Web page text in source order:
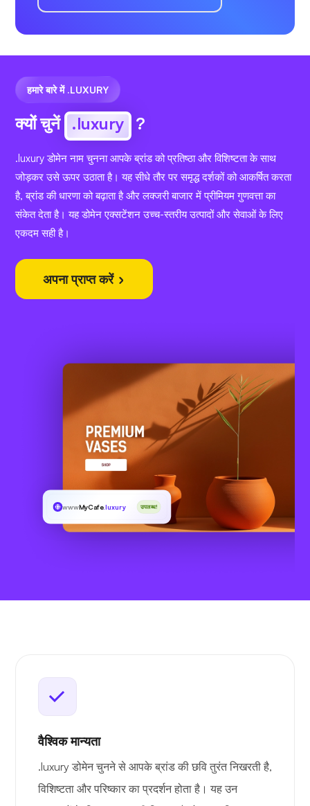
हमारे बारे में .LUXURY
क्यों चुनें .luxury ?
.luxury डोमेन नाम चुनना आपके ब्रांड को प्रतिष्ठा और विशिष्टता के साथ
जोड़कर उसे ऊपर उठाता है। यह सीधे तौर पर समृद्ध दर्शकों को आकर्षित करता
है, ब्रांड की धारणा को बढ़ाता है और लक्जरी बाजार में प्रीमियम गुणवत्ता का
संकेत देता है। यह डोमेन एक्सटेंशन उच्च-स्तरीय उत्पादों और सेवाओं के लिए
एकदम सही है।
अपना प्राप्त करें
wwwMyCafe.luxury उपलब्ध!
वैश्विक मान्यता
.luxury डोमेन चुनने से आपके ब्रांड की छवि तुरंत निखरती है,
विशिष्टता और परिष्कार का प्रदर्शन होता है। यह उन